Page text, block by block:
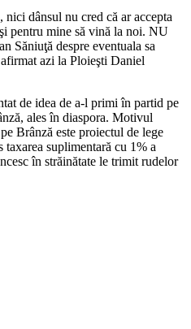
dânsul nu cred că ar accepta
pentru mine să vină la noi. NU
Săniuţă despre eventuala sa
azi la Ploieşti Daniel
de idea de a-l primi în partid pe
ales în diaspora. Motivul
Brânză este proiectul de lege
suplimentară cu 1% a
în străinătate le trimit rudelor